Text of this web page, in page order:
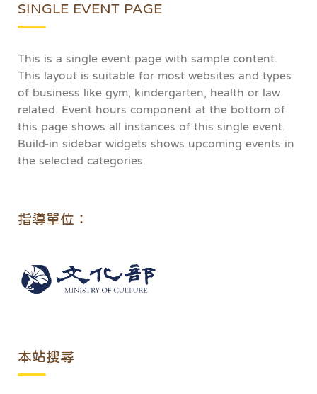
SINGLE EVENT PAGE
This is a single event page with sample content.
This layout is suitable for most websites and types
of business like gym, kindergarten, health or law
related. Event hours component at the bottom of
this page shows all instances of this single event.
Build-in sidebar widgets shows upcoming events in
the selected categories.
指導單位：
本站搜尋